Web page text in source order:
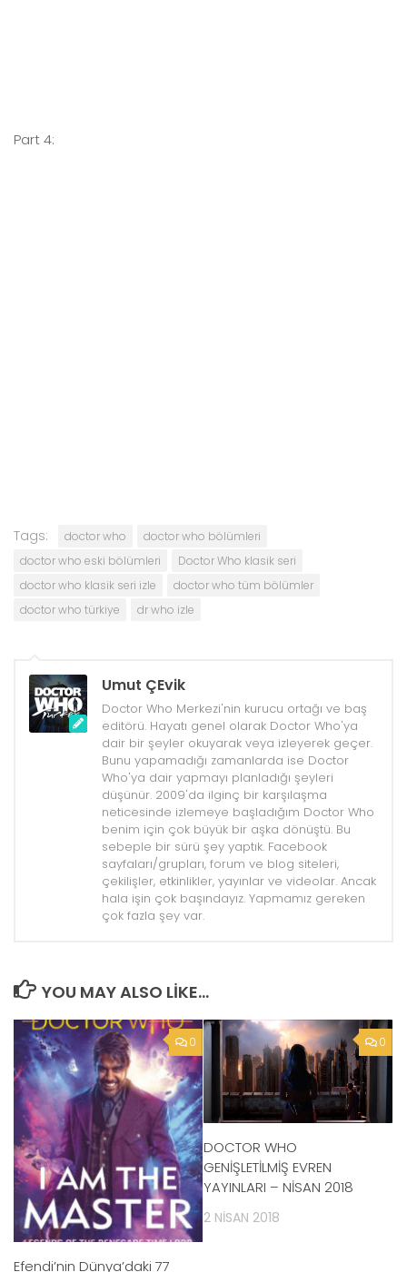
Part 4:
Tags: doctor who
doctor who bölümleri
doctor who eski bölümleri
Doctor Who klasik seri
doctor who klasik seri izle
doctor who tüm bölümler
doctor who türkiye
dr who izle
Umut ÇEvik
Doctor Who Merkezi'nin kurucu ortağı ve baş
editörü. Hayatı genel olarak Doctor Who'ya
dair bir şeyler okuyarak veya izleyerek geçer.
Bunu yapamadığı zamanlarda ise Doctor
Who'ya dair yapmayı planladığı şeyleri
düşünür. 2009'da ilginç bir karşılaşma
neticesinde izlemeye başladığım Doctor Who
benim için çok büyük bir aşka dönüştü. Bu
sebeple bir sürü şey yaptık. Facebook
sayfaları/grupları, forum ve blog siteleri,
çekilişler, etkinlikler, yayınlar ve videolar. Ancak
hala işin çok başındayız. Yapmamız gereken
çok fazla şey var.
YOU MAY ALSO LIKE...
0
Efendi’nin Dünya’daki 77
0
DOCTOR WHO
GENİŞLETİLMİŞ EVREN
YAYINLARI – NİSAN 2018
2 NISAN 2018